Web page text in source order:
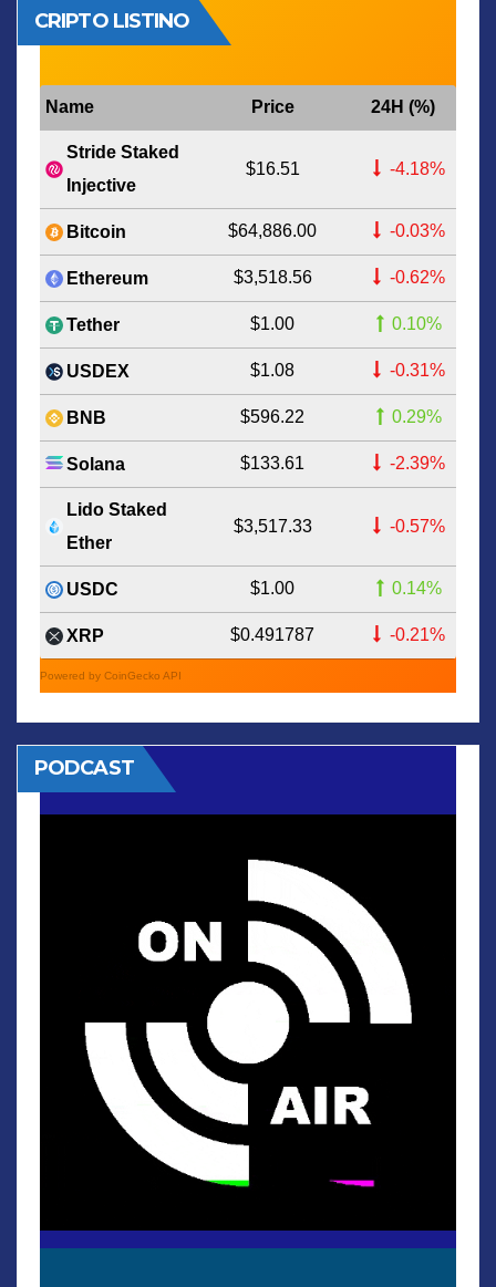
CRIPTO LISTINO
Name Price 24H (%)
Stride Staked
Injective
$16.51 -4.18%
Bitcoin $64,886.00 -0.03%
Ethereum $3,518.56 -0.62%
Tether $1.00 0.10%
USDEX $1.08 -0.31%
BNB $596.22 0.29%
Solana $133.61 -2.39%
Lido Staked
Ether
$3,517.33 -0.57%
USDC $1.00 0.14%
XRP $0.491787 -0.21%
Powered by CoinGecko API
PODCAST